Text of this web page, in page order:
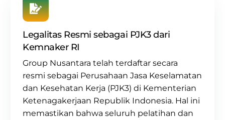
Legalitas Resmi sebagai PJK3 dari
Kemnaker RI
Group Nusantara telah terdaftar secara
resmi sebagai Perusahaan Jasa Keselamatan
dan Kesehatan Kerja (PJK3) di Kementerian
Ketenagakerjaan Republik Indonesia. Hal ini
memastikan bahwa seluruh pelatihan dan